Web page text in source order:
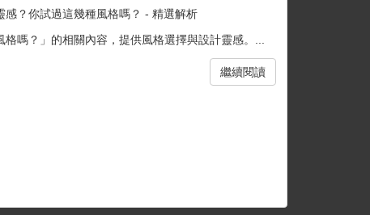
你試過這幾種風格嗎？ - 精選解析
？」的相關內容，提供風格選擇與設計靈感。...
繼續閱讀